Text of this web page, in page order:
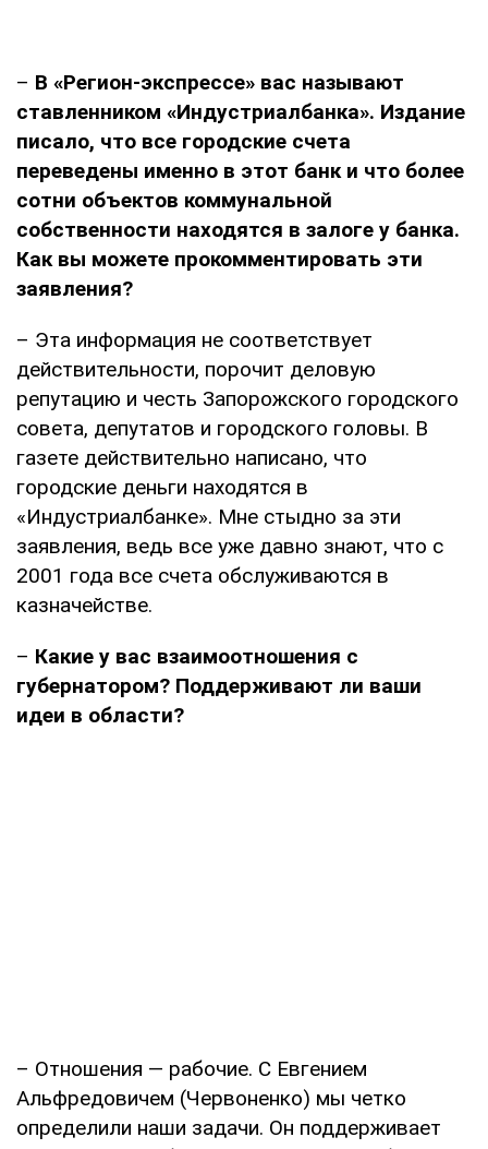
– В «Регион-экспрессе» вас называют
ставленником «Индустриалбанка». Издание
писало, что все городские счета
переведены именно в этот банк и что более
сотни объектов коммунальной
собственности находятся в залоге у банка.
Как вы можете прокомментировать эти
заявления?
– Эта информация не соответствует
действительности, порочит деловую
репутацию и честь Запорожского городского
совета, депутатов и городского головы. В
газете действительно написано, что
городские деньги находятся в
«Индустриалбанке». Мне стыдно за эти
заявления, ведь все уже давно знают, что с
2001 года все счета обслуживаются в
казначействе.
– Какие у вас взаимоотношения с
губернатором? Поддерживают ли ваши
идеи в области?
– Отношения — рабочие. С Евгением
Альфредовичем (Червоненко) мы четко
определили наши задачи. Он поддерживает